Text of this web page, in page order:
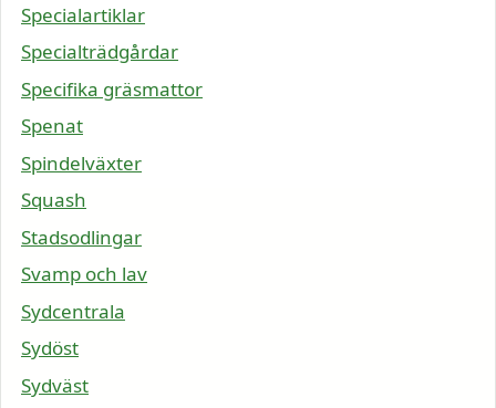
Specialartiklar
Specialträdgårdar
Specifika gräsmattor
Spenat
Spindelväxter
Squash
Stadsodlingar
Svamp och lav
Sydcentrala
Sydöst
Sydväst